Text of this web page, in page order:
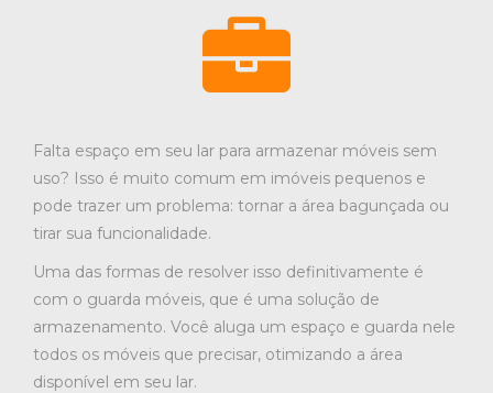
Falta espaço em seu lar para armazenar móveis sem
uso? Isso é muito comum em imóveis pequenos e
pode trazer um problema: tornar a área bagunçada ou
tirar sua funcionalidade.
Uma das formas de resolver isso definitivamente é
com o guarda móveis, que é uma solução de
armazenamento. Você aluga um espaço e guarda nele
todos os móveis que precisar, otimizando a área
disponível em seu lar.